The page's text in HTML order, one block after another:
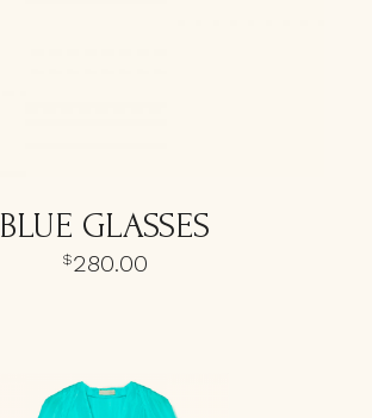
BLUE GLASSES
$280.00